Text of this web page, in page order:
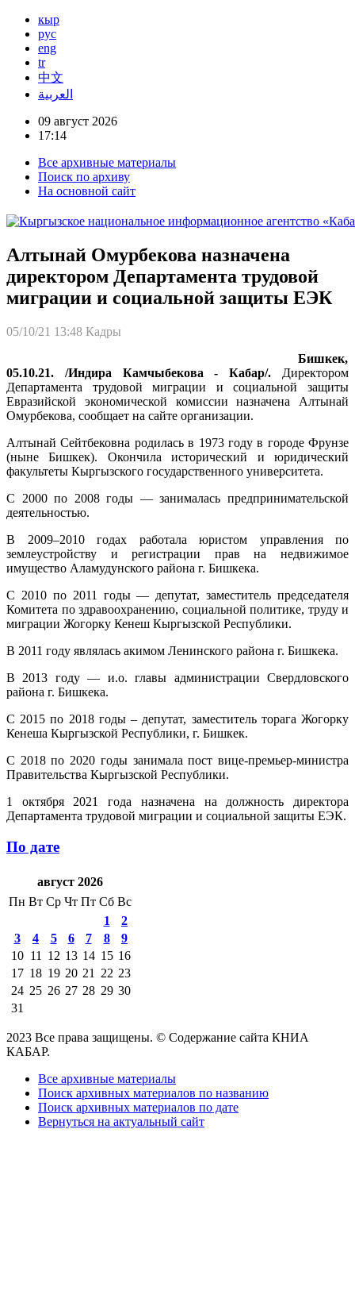
кыр
рус
eng
tr
中文
العربية
09 август 2026
17:14
Все архивные материалы
Поиск по архиву
На основной сайт
Алтынай Омурбекова назначена
директором Департамента трудовой
миграции и социальной защиты ЕЭК
05/10/21 13:48 Кадры
Бишкек,
05.10.21. /Индира Камчыбекова - Кабар/. Директором
Департамента трудовой миграции и социальной защиты
Евразийской экономической комиссии назначена Алтынай
Омурбекова, сообщает на сайте организации.
Алтынай Сейтбековна родилась в 1973 году в городе Фрунзе
(ныне Бишкек). Окончила исторический и юридический
факультеты Кыргызского государственного университета.
С 2000 по 2008 годы — занималась предпринимательской
деятельностью.
В 2009–2010 годах работала юристом управления по
землеустройству и регистрации прав на недвижимое
имущество Аламудунского района г. Бишкека.
С 2010 по 2011 годы — депутат, заместитель председателя
Комитета по здравоохранению, социальной политике, труду и
миграции Жогорку Кенеш Кыргызской Республики.
В 2011 году являлась акимом Ленинского района г. Бишкека.
В 2013 году — и.о. главы администрации Свердловского
района г. Бишкека.
С 2015 по 2018 годы – депутат, заместитель торага Жогорку
Кенеша Кыргызской Республики, г. Бишкек.
С 2018 по 2020 годы занимала пост вице-премьер-министра
Правительства Кыргызской Республики.
1 октября 2021 года назначена на должность директора
Департамента трудовой миграции и социальной защиты ЕЭК.
По дате
август 2026
Пн Вт Ср Чт Пт Сб Вс
1
2
3
4 5 6 7 8
9
10 11 12 13 14 15 16
17 18 19 20 21 22 23
24 25 26 27 28 29 30
31
2023 Все права защищены. © Содержание сайта КНИА
КАБАР.
Все архивные материалы
Поиск архивных материалов по названию
Поиск архивных материалов по дате
Вернуться на актуальный сайт